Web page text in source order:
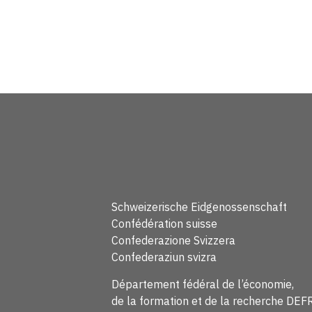
Schweizerische Eidgenossenschaft
Confédération suisse
Confederazione Svizzera
Confederaziun svizra
Département fédéral de l’économie,
de la formation et de la recherche